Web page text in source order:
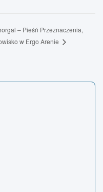
– Pieśń Przeznaczenia,
w Ergo Arenie